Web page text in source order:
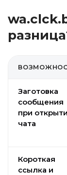
Заготовка
сообщения
при
чата
Короткая
ссылка и